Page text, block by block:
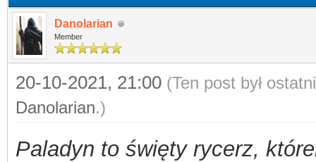
Danolarian
Member
20-10-2021, 21:00 (Ten post był
Danolarian.)
Paladyn to święty rycerz,